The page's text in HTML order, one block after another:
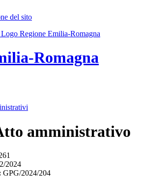
del sito
Romagna
amministrativo
2024
GPG/2024/204